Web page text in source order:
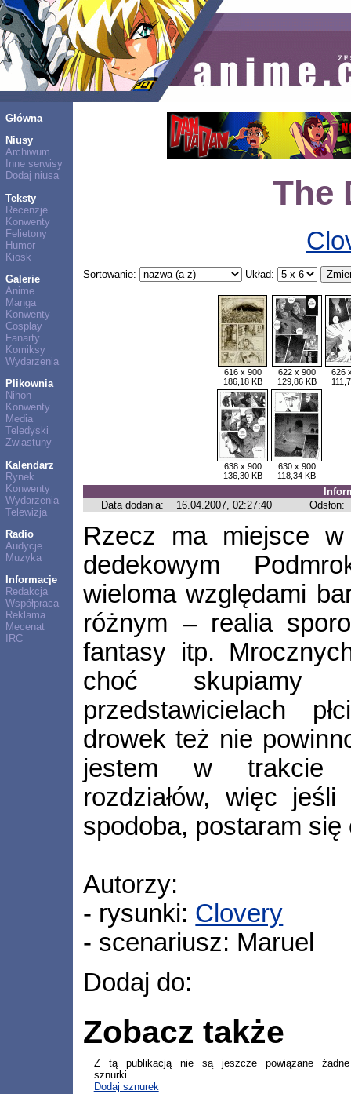
Główna
Niusy
Archiwum
Inne serwisy
Dodaj niusa
Teksty
Recenzje
Konwenty
Felietony
Humor
Kiosk
Galerie
Anime
Manga
Konwenty
Cosplay
Fanarty
Komiksy
Wydarzenia
Plikownia
Nihon
Konwenty
Media
Teledyski
Zwiastuny
Kalendarz
Rynek
Konwenty
Wydarzenia
Telewizja
Radio
Audycje
Muzyka
Informacje
Redakcja
Współpraca
Reklama
Mecenat
IRC
The
Sortowanie: Układ:
616 x 900
186,18 KB
622 x 900
129,86 KB
626
638 x 900
136,30 KB
630 x 900
118,34 KB
Data dodania:
16.04.2007, 02:27:40 Odsłon:
Rzecz ma miejsce w
dedekowym
wieloma względami
różnym – realia
fantasy itp.
choć
przedstawicielach
drowek też nie
jestem w trakcie
rozdziałów, więc
spodoba, postaram się
Autorzy:
- rysunki: Clovery
- scenariusz: Maruel
Dodaj do:
Zobacz także
Z tą publikacją nie są jeszcze powiązane żadne
sznurki.
Dodaj sznurek